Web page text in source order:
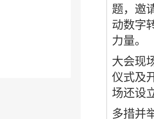
题，邀
动数字
力量。
大会现
仪式及
场还设
多措并